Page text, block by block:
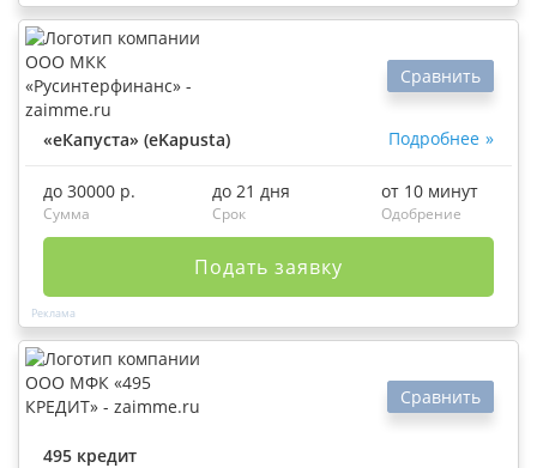
«еКапуста» (eKapusta) Подробнее
Сравнить
до 30000 р.
Сумма
до 21 дня
Срок
от 10 минут
Одобрение
Подать заявку
495 кредит
Сравнить